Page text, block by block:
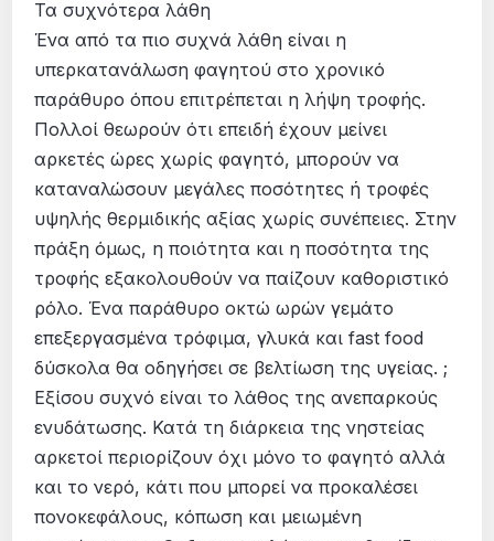
Τα συχνότερα λάθη
Ένα από τα πιο συχνά λάθη είναι η
υπερκατανάλωση φαγητού στο χρονικό
παράθυρο όπου επιτρέπεται η λήψη τροφής.
Πολλοί θεωρούν ότι επειδή έχουν μείνει
αρκετές ώρες χωρίς φαγητό, μπορούν να
καταναλώσουν μεγάλες ποσότητες ή τροφές
υψηλής θερμιδικής αξίας χωρίς συνέπειες. Στην
πράξη όμως, η ποιότητα και η ποσότητα της
τροφής εξακολουθούν να παίζουν καθοριστικό
ρόλο. Ένα παράθυρο οκτώ ωρών γεμάτο
επεξεργασμένα τρόφιμα, γλυκά και fast food
δύσκολα θα οδηγήσει σε βελτίωση της υγείας. ;
Εξίσου συχνό είναι το λάθος της ανεπαρκούς
ενυδάτωσης. Κατά τη διάρκεια της νηστείας
αρκετοί περιορίζουν όχι μόνο το φαγητό αλλά
και το νερό, κάτι που μπορεί να προκαλέσει
πονοκεφάλους, κόπωση και μειωμένη